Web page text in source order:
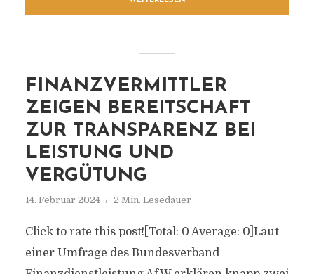
FINANZVERMITTLER
ZEIGEN BEREITSCHAFT
ZUR TRANSPARENZ BEI
LEISTUNG UND
VERGÜTUNG
14. Februar 2024 2 Min. Lesedauer
Click to rate this post![Total: 0 Average: 0]Laut
einer Umfrage des Bundesverband